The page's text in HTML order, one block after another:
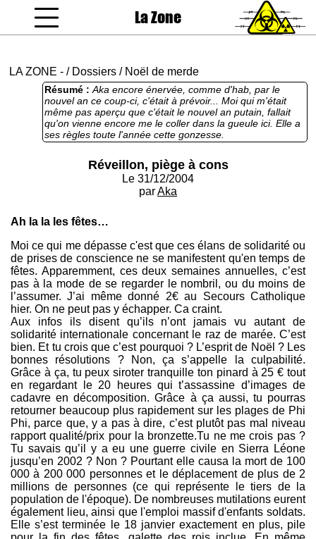
La Zone
LA ZONE - / Dossiers / Noël de merde
Résumé : Aka encore énervée, comme d'hab, par le
nouvel an ce coup-ci, c'était à prévoir... Moi qui m'était
même pas aperçu que c'était le nouvel an putain, fallait
qu'on vienne encore me le coller dans la gueule ici. Elle a
ses règles toute l'année cette gonzesse.
Réveillon, piège à cons
Le 31/12/2004
parAka
Ah la la les fêtes…
Moi ce qui me dépasse c'est que ces élans de solidarité ou
de prises de conscience ne se manifestent qu'en temps de
fêtes. Apparemment, ces deux semaines annuelles, c’est
pas à la mode de se regarder le nombril, ou du moins de
l’assumer. J’ai même donné 2€ au Secours Catholique
hier. On ne peut pas y échapper. Ca craint.
Aux infos ils disent qu’ils n’ont jamais vu autant de
solidarité internationale concernant le raz de marée. C’est
bien. Et tu crois que c’est pourquoi ? L’esprit de Noël ? Les
bonnes résolutions ? Non, ça s’appelle la culpabilité.
Grâce à ça, tu peux siroter tranquille ton pinard à 25 € tout
en regardant le 20 heures qui t’assassine d’images de
cadavre en décomposition. Grâce à ça aussi, tu pourras
retourner beaucoup plus rapidement sur les plages de Phi
Phi, parce que, y a pas à dire, c’est plutôt pas mal niveau
rapport qualité/prix pour la bronzette.Tu ne me crois pas ?
Tu savais qu’il y a eu une guerre civile en Sierra Léone
jusqu’en 2002 ? Non ? Pourtant elle causa la mort de 100
000 à 200 000 personnes et le déplacement de plus de 2
millions de personnes (ce qui représente le tiers de la
population de l'époque). De nombreuses mutilations eurent
également lieu, ainsi que l'emploi massif d'enfants soldats.
Elle s’est terminée le 18 janvier exactement en plus, pile